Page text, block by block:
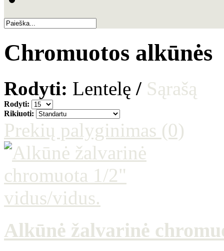
Chromuotos alkūnės
Rodyti: Lentelę / Sąrašą
Rodyti:
Rikiuoti:
Prekių palyginimas (0)
Alkūnė žalvarinė